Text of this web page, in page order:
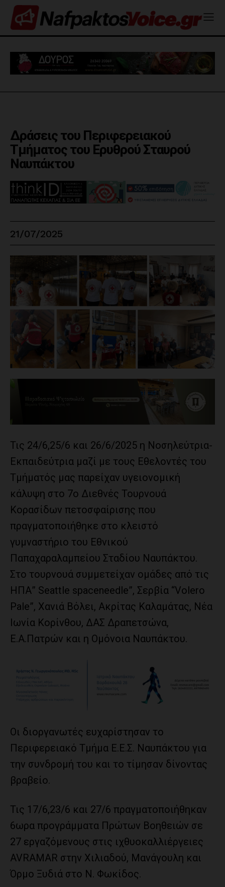
Δράσεις του Περιφερειακού
Τμήματος του Ερυθρού Σταυρού
Ναυπάκτου
21/07/2025
Τις 24/6,25/6 και 26/6/2025 η Νοσηλεύτρια-
Εκπαιδεύτρια μαζί με τους Εθελοντές του
Τμήματός μας παρείχαν υγειονομική
κάλυψη στο 7ο Διεθνές Τουρνουά
Κορασίδων πετοσφαίρισης που
πραγματοποιήθηκε στο κλειστό
γυμναστήριο του Εθνικού
Παπαχαραλαμπείου Σταδίου Ναυπάκτου.
Στο τουρνουά συμμετείχαν ομάδες από τις
ΗΠΑ” Seattle spaceneedle”, Σερβία “Volero
Pale”, Χανιά Βόλει, Ακρίτας Καλαμάτας, Νέα
Ιωνία Κορίνθου, ΔΑΣ Δραπετσώνα,
Ε.Α.Πατρών και η Ομόνοια Ναυπάκτου.
Οι διοργανωτές ευχαρίστησαν το
Περιφερειακό Τμήμα Ε.Ε.Σ. Ναυπάκτου για
την συνδρομή του και το τίμησαν δίνοντας
βραβείο.
Τις 17/6,23/6 και 27/6 πραγματοποιήθηκαν
6ωρα προγράμματα Πρώτων Βοηθειών σε
27 εργαζόμενους στις ιχθυοκαλλιέργειες
AVRAMAR στην Χιλιαδού, Μανάγουλη και
Όρμο Ξυδιά στο Ν. Φωκίδος.